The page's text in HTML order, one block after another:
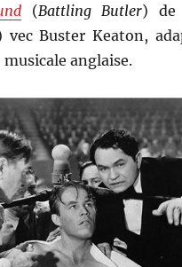
(Battling Butler) de
vec Buster Keaton,
musicale anglaise.